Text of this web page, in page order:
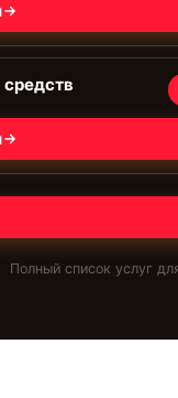
Полный список услуг